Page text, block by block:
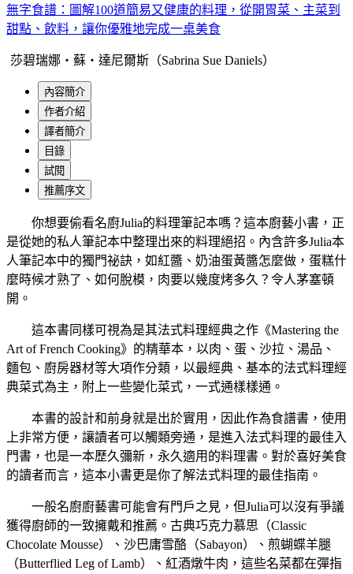
無字食譜：圖解100道簡易又健康的料理，從開胃菜、主菜到
甜點、飲料，讓你優雅地完成一桌美食
莎碧瑞娜‧蘇‧達尼爾斯（Sabrina Sue Daniels）
內容簡介
作者介紹
譯者簡介
目錄
試閱
推薦序文
你想要偷看名廚Julia的料理筆記本嗎？這本廚藝小書，正
是從她的私人筆記本中整理出來的料理絕招。內含許多Julia本
人筆記本中的獨門祕訣，如紅醬、奶油蛋黃醬怎麼做，蛋糕什
麼時候才熟了、如何脫模，肉要以幾度烤多久？令人茅塞頓
開。
這本書同樣可視為是其法式料理經典之作《Mastering the
Art of French Cooking》的精華本，以肉、蛋、沙拉、湯品、
麵包、廚房器材等大項作分類，以最經典、基本的法式料理經
典菜式為主，附上一些變化菜式，一式通樣樣通。
本書的設計和前身就是出於實用，因此作為食譜書，使用
上非常方便，讓讀者可以觸類旁通，是進入法式料理的最佳入
門書，也是一本歷久彌新，永久適用的料理書。對於喜好美食
的讀者而言，這本小書更是你了解法式料理的最佳指南。
一般名廚廚藝書可能會有門戶之見，但Julia可以沒有爭議
獲得廚師的一致擁戴和推薦。古典巧克力慕思（Classic
Chocolate Mousse）、沙巴庸雪酪（Sabayon）、煎蝴蝶羊腿
（Butterflied Leg of Lamb）、紅酒燉牛肉，這些名菜都在彈指